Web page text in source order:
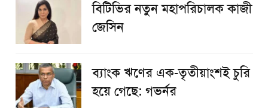
বিটিভির নতুন মহাপরিচালক কাজী
জেসিন
ব্যাংক ঋণের এক-তৃতীয়াংশই চুরি
হয়ে গেছে: গভর্নর